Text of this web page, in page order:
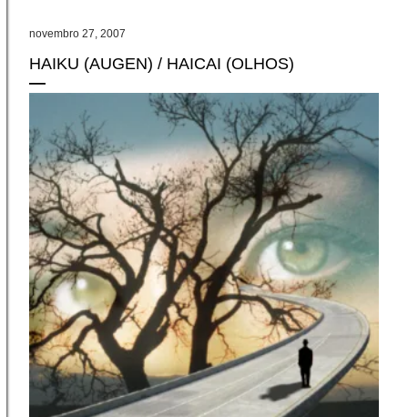
novembro 27, 2007
HAIKU (AUGEN) / HAICAI (OLHOS)